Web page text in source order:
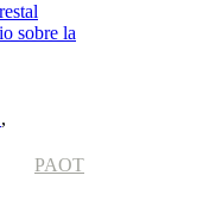
sobre la
,
PAOT